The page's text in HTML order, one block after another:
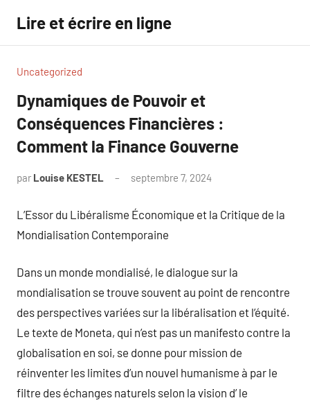
contenu
Lire et écrire en ligne
Uncategorized
Dynamiques de Pouvoir et
Conséquences Financières :
Comment la Finance Gouverne
par Louise KESTEL septembre 7, 2024
L’Essor du Libéralisme Économique et la Critique de la
Mondialisation Contemporaine
Dans un monde mondialisé, le dialogue sur la
mondialisation se trouve souvent au point de rencontre
des perspectives variées sur la libéralisation et l’équité.
Le texte de Moneta, qui n’est pas un manifesto contre la
globalisation en soi, se donne pour mission de
réinventer les limites d’un nouvel humanisme à par le
filtre des échanges naturels selon la vision d’ le